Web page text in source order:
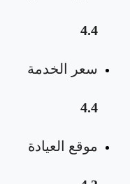
4.4
سعر الخدمة
4.4
موقع العيادة